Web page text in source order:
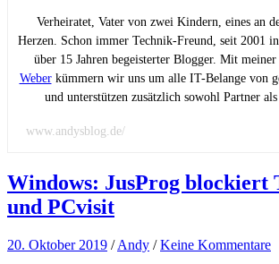
Verheiratet, Vater von zwei Kindern, eines an
Herzen. Schon immer Technik-Freund, seit 2001
über 15 Jahren begeisterter Blogger. Mit
Weberkümmern wir uns um alle IT-Belange von
und unterstützen zusätzlich sowohl Partner als
www.andysblog.de/
Windows: JusProg blockiert
und PCvisit
20. Oktober 2019 /Andy /Keine Kommentare